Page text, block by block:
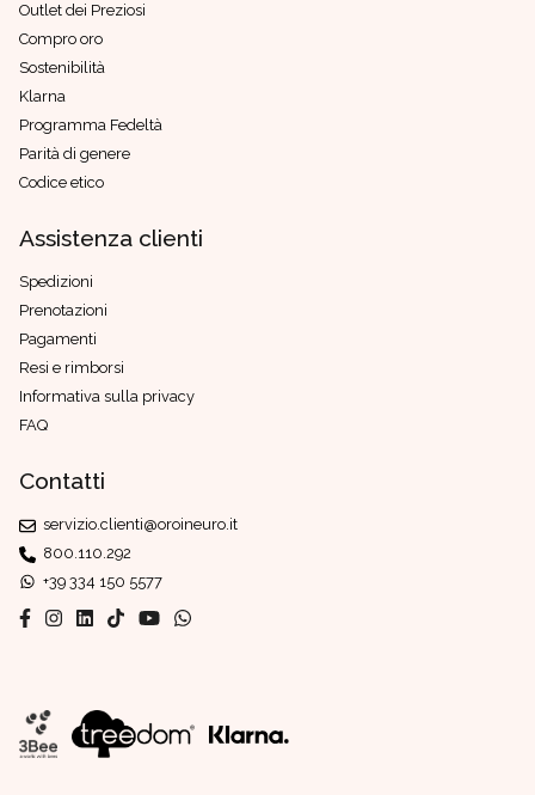
Outlet dei Preziosi
Compro oro
Sostenibilità
Klarna
Programma Fedeltà
Parità di genere
Codice etico
Assistenza clienti
Spedizioni
Prenotazioni
Pagamenti
Resi e rimborsi
Informativa sulla privacy
FAQ
Contatti
servizio.clienti@oroineuro.it
800.110.292
+39 334 150 5577